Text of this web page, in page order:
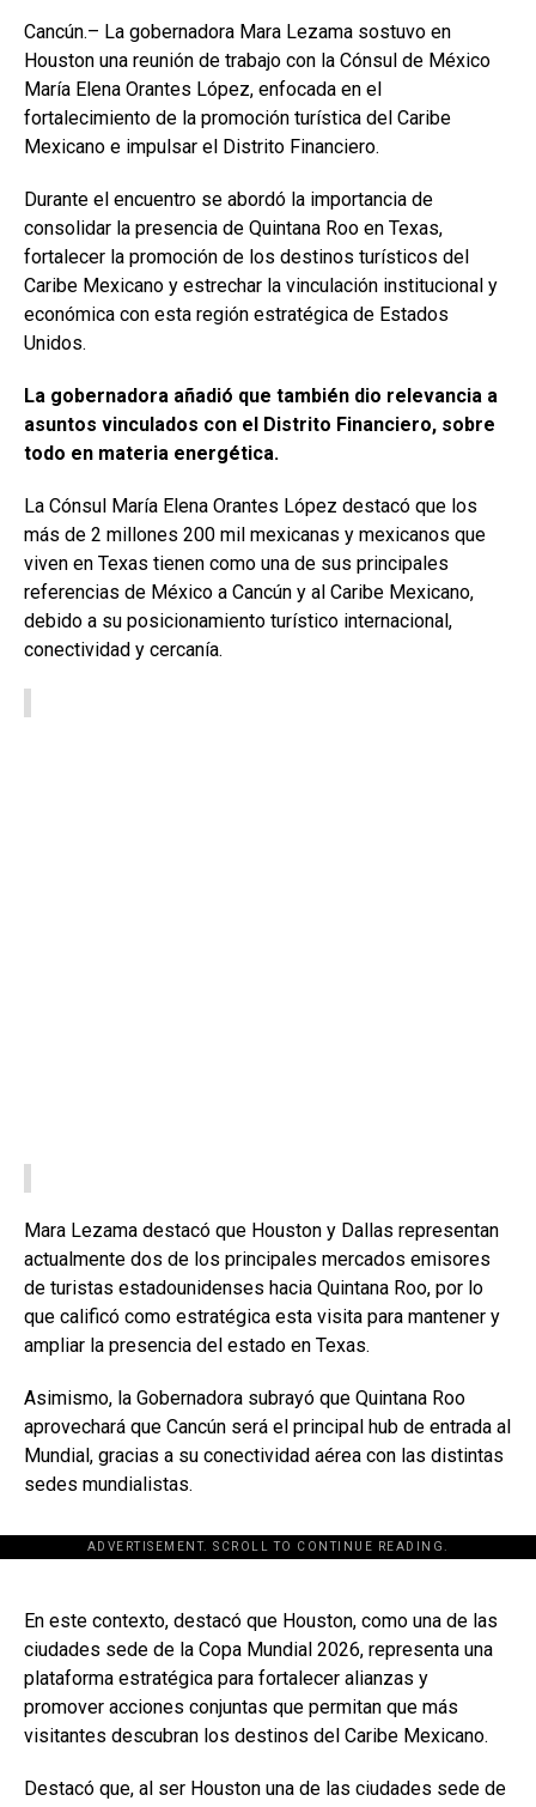
Cancún.– La gobernadora Mara Lezama sostuvo en
Houston una reunión de trabajo con la Cónsul de México
María Elena Orantes López, enfocada en el
fortalecimiento de la promoción turística del Caribe
Mexicano e impulsar el Distrito Financiero.
Durante el encuentro se abordó la importancia de
consolidar la presencia de Quintana Roo en Texas,
fortalecer la promoción de los destinos turísticos del
Caribe Mexicano y estrechar la vinculación institucional y
económica con esta región estratégica de Estados
Unidos.
La gobernadora añadió que también dio relevancia a
asuntos vinculados con el Distrito Financiero, sobre
todo en materia energética.
La Cónsul María Elena Orantes López destacó que los
más de 2 millones 200 mil mexicanas y mexicanos que
viven en Texas tienen como una de sus principales
referencias de México a Cancún y al Caribe Mexicano,
debido a su posicionamiento turístico internacional,
conectividad y cercanía.
Mara Lezama destacó que Houston y Dallas representan
actualmente dos de los principales mercados emisores
de turistas estadounidenses hacia Quintana Roo, por lo
que calificó como estratégica esta visita para mantener y
ampliar la presencia del estado en Texas.
Asimismo, la Gobernadora subrayó que Quintana Roo
aprovechará que Cancún será el principal hub de entrada al
Mundial, gracias a su conectividad aérea con las distintas
sedes mundialistas.
ADVERTISEMENT. SCROLL TO CONTINUE READING.
[adsforwp id="243463"]
En este contexto, destacó que Houston, como una de las
ciudades sede de la Copa Mundial 2026, representa una
plataforma estratégica para fortalecer alianzas y
promover acciones conjuntas que permitan que más
visitantes descubran los destinos del Caribe Mexicano.
Destacó que, al ser Houston una de las ciudades sede de